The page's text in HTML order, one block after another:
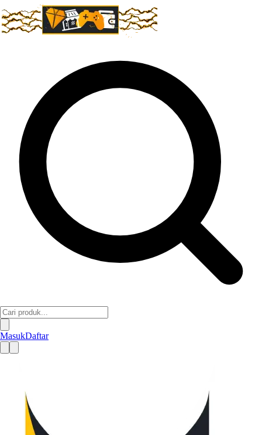
MasukDaftar